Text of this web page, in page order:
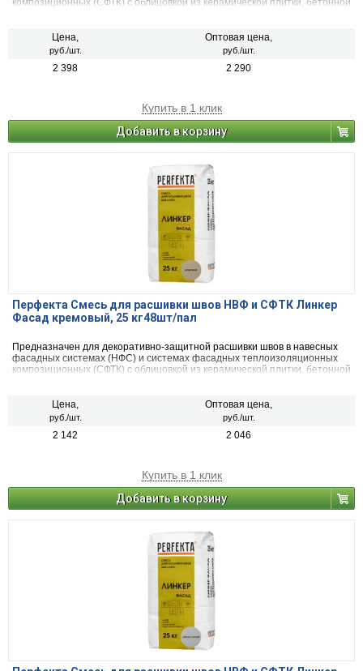
композиционных (СФТК) с облицовкой из керамической плитки, бетонной
Цена,
руб./шт.
Оптовая цена,
руб./шт.
2 398 2 290
Купить в 1 клик
Добавить в корзину
Перфекта Смесь для расшивки швов НВФ и СФТК Линкер
Фасад кремовый, 25 кг48шт/пал
Предназначен для декоративно-защитной расшивки швов в навесных
фасадных системах (НФС) и системах фасадных теплоизоляционных
композиционных (СФТК) с облицовкой из керамической плитки, бетонной
Цена,
руб./шт.
Оптовая цена,
руб./шт.
2 142 2 046
Купить в 1 клик
Добавить в корзину